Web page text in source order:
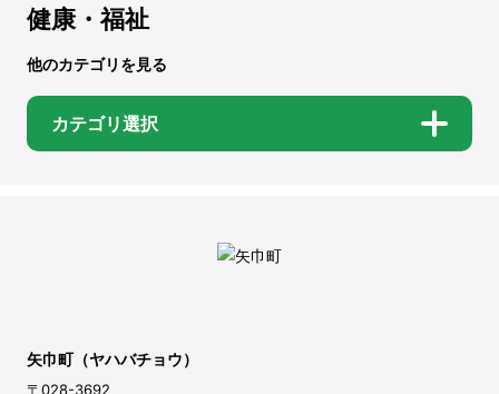
健康・福祉
他のカテゴリを見る
カテゴリ選択
矢巾町（ヤハバチョウ）
〒028-3692